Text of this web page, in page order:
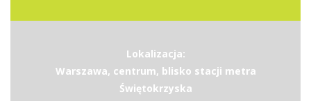
Lokalizacja:
Warszawa, centrum, blisko stacji metra
Świętokrzyska